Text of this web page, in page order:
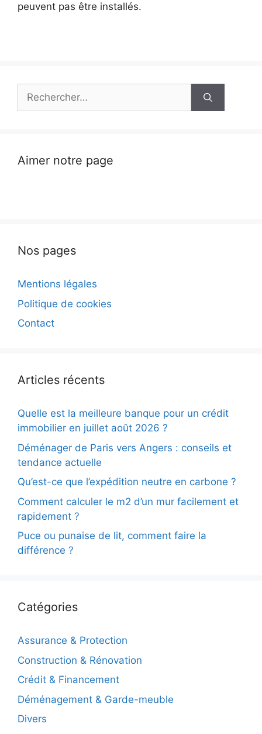
peuvent pas être installés.
Rechercher :
Aimer notre page
Nos pages
Mentions légales
Politique de cookies
Contact
Articles récents
Quelle est la meilleure banque pour un crédit
immobilier en juillet août 2026 ?
Déménager de Paris vers Angers : conseils et
tendance actuelle
Qu’est-ce que l’expédition neutre en carbone ?
Comment calculer le m2 d’un mur facilement et
rapidement ?
Puce ou punaise de lit, comment faire la
différence ?
Catégories
Assurance & Protection
Construction & Rénovation
Crédit & Financement
Déménagement & Garde-meuble
Divers